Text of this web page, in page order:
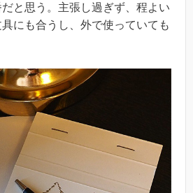
と思う。主張し過ぎず、程よい
にも合うし、外で使っていても